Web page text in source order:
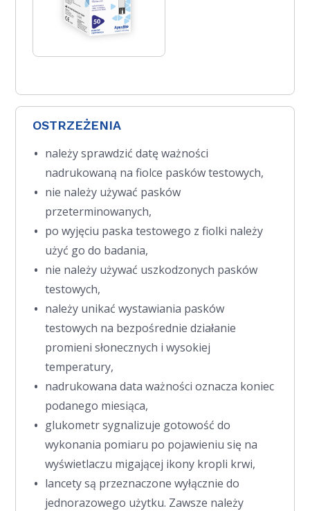
OSTRZEŻENIA
należy sprawdzić datę ważności
nadrukowaną na fiolce pasków testowych,
nie należy używać pasków
przeterminowanych,
po wyjęciu paska testowego z fiolki należy
użyć go do badania,
nie należy używać uszkodzonych pasków
testowych,
należy unikać wystawiania pasków
testowych na bezpośrednie działanie
promieni słonecznych i wysokiej
temperatury,
nadrukowana data ważności oznacza koniec
podanego miesiąca,
glukometr sygnalizuje gotowość do
wykonania pomiaru po pojawieniu się na
wyświetlaczu migającej ikony kropli krwi,
lancety są przeznaczone wyłącznie do
jednorazowego użytku. Zawsze należy